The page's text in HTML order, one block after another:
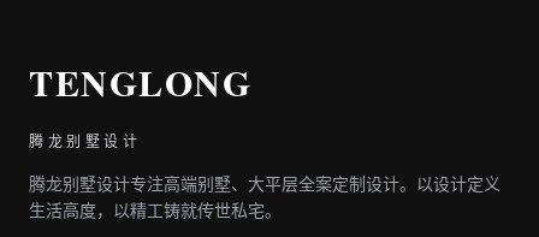
TENGLONG
腾龙别墅设计
腾龙别墅设计专注高端别墅、大平层全案定制设计。以设计定义
生活高度，以精工铸就传世私宅。